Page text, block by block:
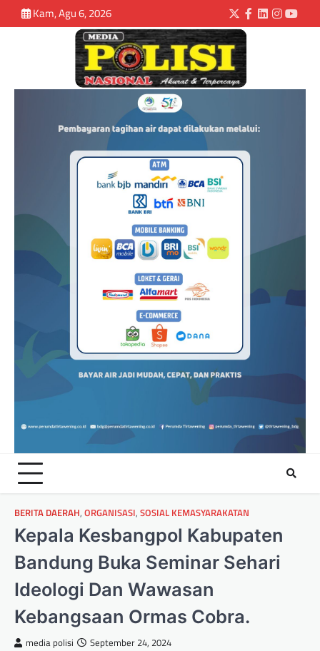
Kam, Agu 6, 2026
BERITA DAERAH, ORGANISASI, SOSIAL KEMASYARAKATAN
Kepala Kesbangpol Kabupaten
Bandung Buka Seminar Sehari
Ideologi Dan Wawasan
Kebangsaan Ormas Cobra.
media polisi September 24, 2024